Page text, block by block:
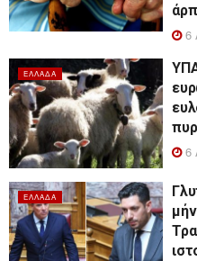
6
ΕΛΛΆΔΑ
6
ΕΛΛΆΔΑ